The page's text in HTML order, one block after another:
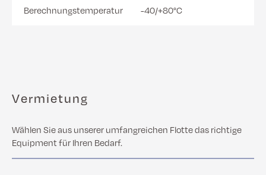
Berechnungstemperatur -40/+80°C
Vermietung
Wählen Sie aus unserer umfangreichen Flotte das richtige
Equipment für Ihren Bedarf.